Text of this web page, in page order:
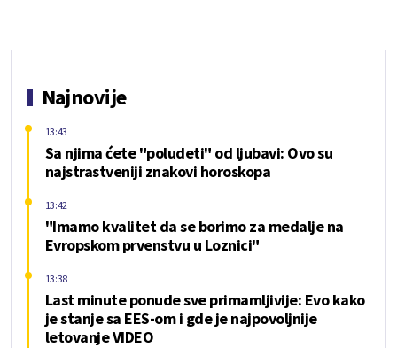
Najnovije
Sa njima ćete "poludeti" od ljubavi: Ovo su
najstrastveniji znakovi horoskopa
13:43
"Imamo kvalitet da se borimo za medalje na
Evropskom prvenstvu u Loznici"
13:42
Last minute ponude sve primamljivije: Evo kako
je stanje sa EES-om i gde je najpovoljnije
letovanje VIDEO
13:38